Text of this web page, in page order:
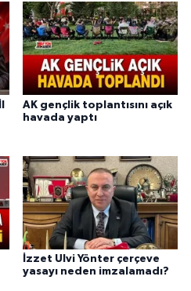
AK gençlik toplantısını açık
havada yaptı
İzzet Ulvi Yönter çerçeve
yasayı neden imzalamadı?